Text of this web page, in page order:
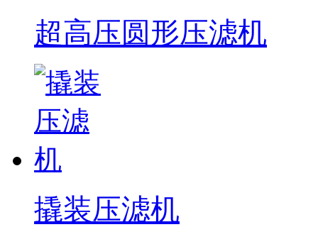
超高压圆形压滤机
撬装压滤机